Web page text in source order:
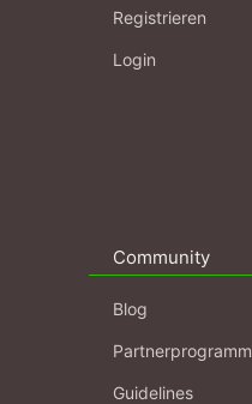
Registrieren
Login
Community
Blog
Partnerprogramm
Guidelines